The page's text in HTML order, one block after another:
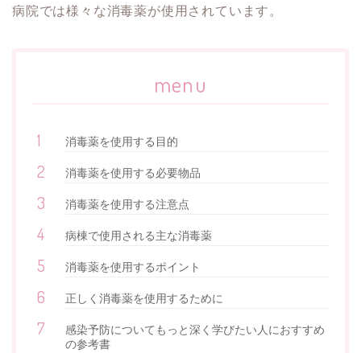
病院では様々な消毒薬が使用されています。
menu
消毒薬を使用する目的
消毒薬を使用する必要物品
消毒薬を使用する注意点
病棟で使用される主な消毒薬
消毒薬を使用するポイント
正しく消毒薬を使用するために
感染予防についてもっと深く学びたい人におすすめ
の参考書